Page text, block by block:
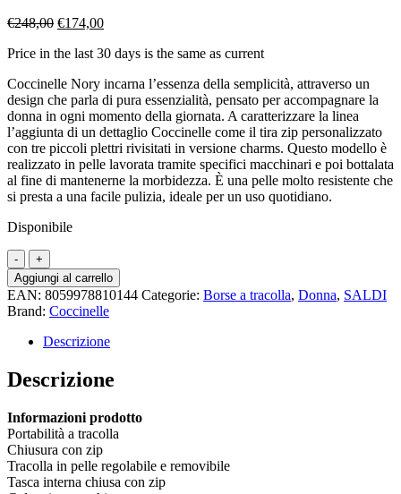
€248,00 Il
originale
€248,00.
€174,00Il
attuale
€174,00.
Price in the last 30 days is the same as current
Coccinelle Nory incarna l’essenza della semplicità, attraverso un
design che parla di pura essenzialità, pensato per accompagnare la
donna in ogni momento della giornata. A caratterizzare la linea
l’aggiunta di un dettaglio Coccinelle come il tira zip personalizzato
con tre piccoli plettri rivisitati in versione charms. Questo modello è
realizzato in pelle lavorata tramite specifici macchinari e poi bottalata
al fine di mantenerne la morbidezza. È una pelle molto resistente che
si presta a una facile pulizia, ideale per un uso quotidiano.
Disponibile
COCCINELLE
-
Nory
Small
-
Sandshell
quantità
Aggiungi al carrello
EAN: 8059978810144 Categorie: Borse a tracolla, Donna, SALDI
Brand: Coccinelle
Descrizione
Descrizione
Informazioni prodotto
Portabilità a tracolla
Chiusura con zip
Tracolla in pelle regolabile e removibile
Tasca interna chiusa con zip